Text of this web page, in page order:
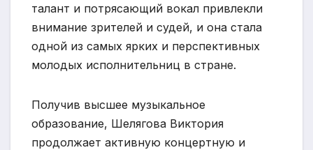
талант и потрясающий вокал привлекли
внимание зрителей и судей, и она стала
одной из самых ярких и перспективных
молодых исполнительниц в стране.
Получив высшее музыкальное
образование, Шелягова Виктория
продолжает активную концертную и